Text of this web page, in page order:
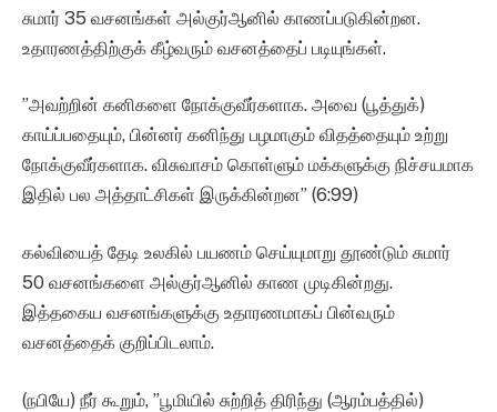
சுமார் 35 வசனங்கள் அல்குர்ஆனில் காணப்படுகின்றன.
உதாரணத்திற்குக் கீழ்வரும் வசனத்தைப் படியுங்கள்.
”அவற்றின் கனிகளை நோக்குவீர்களாக. அவை (பூத்துக்)
காய்ப்பதையும், பின்னர் கனிந்து பழமாகும் விதத்தையும் உற்று
நோக்குவீர்களாக. விசுவாசம் கொள்ளும் மக்களுக்கு நிச்சயமாக
இதில் பல அத்தாட்சிகள் இருக்கின்றன” (6:99)
கல்வியைத் தேடி உலகில் பயணம் செய்யுமாறு தூண்டும் சுமார்
50 வசனங்களை அல்குர்ஆனில் காண முடிகின்றது.
இத்தகைய வசனங்களுக்கு உதாரணமாகப் பின்வரும்
வசனத்தைக் குறிப்பிடலாம்.
(நபியே) நீர் கூறும், ”பூமியில் சுற்றித் திரிந்து (ஆரம்பத்தில்)